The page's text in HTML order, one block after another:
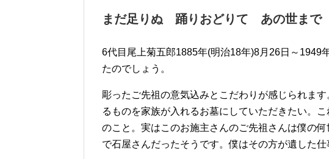
まだ足りぬ 踊りおどりて あの世まで
6代目尾上菊五郎1885年(明治18年)8月26日～
たのでしょう。
彫ったご先祖の意気込みとこだわりが感じられま
るものを家族が入れるお墓にしていただきたい。
のこと。実はこのお施主さんのご先祖さんは僕の
で石屋さんだったそうです。僕はその方が遺した仕